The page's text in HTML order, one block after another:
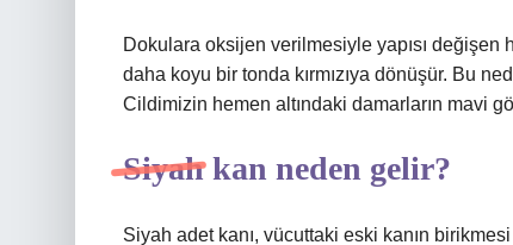
Dokulara oksijen verilmesiyle yapısı değişen
daha koyu bir tonda kırmızıya dönüşür. Bu
Cildimizin hemen altındaki damarların mavi
Siyah kan neden gelir?
Siyah adet kanı, vücuttaki eski kanın